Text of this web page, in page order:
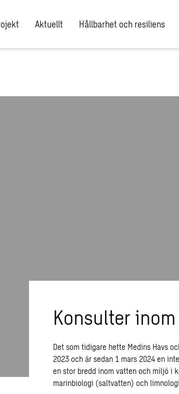
Aktuellt Hållbarhet och resiliens
Konsulter
Det som tidigare hette Medins Havs
2023 och är sedan 1 mars 2024 en
en stor bredd inom vatten och miljö i
marinbiologi (saltvatten) och